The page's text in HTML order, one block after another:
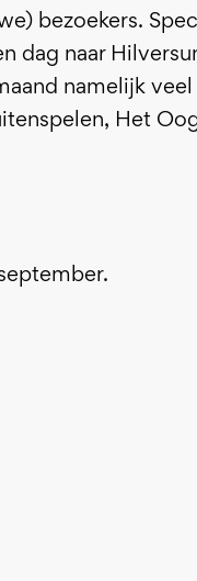
bezoekers.
dag naar
namelijk
Het